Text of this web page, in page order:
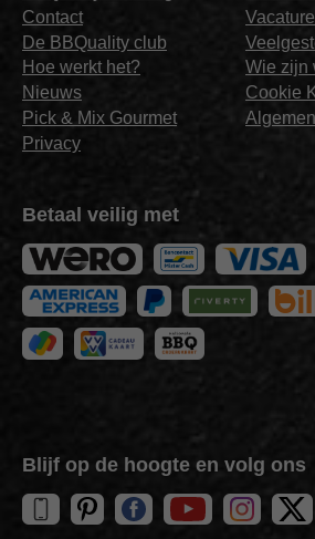
Contact
De BBQuality club
Hoe werkt het?
Nieuws
Pick & Mix Gourmet
Privacy
Wie zijn
Cookie
Betaal veilig met
Blijf op de hoogte en volg ons